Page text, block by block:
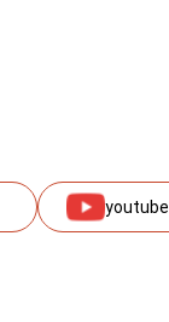
youtube